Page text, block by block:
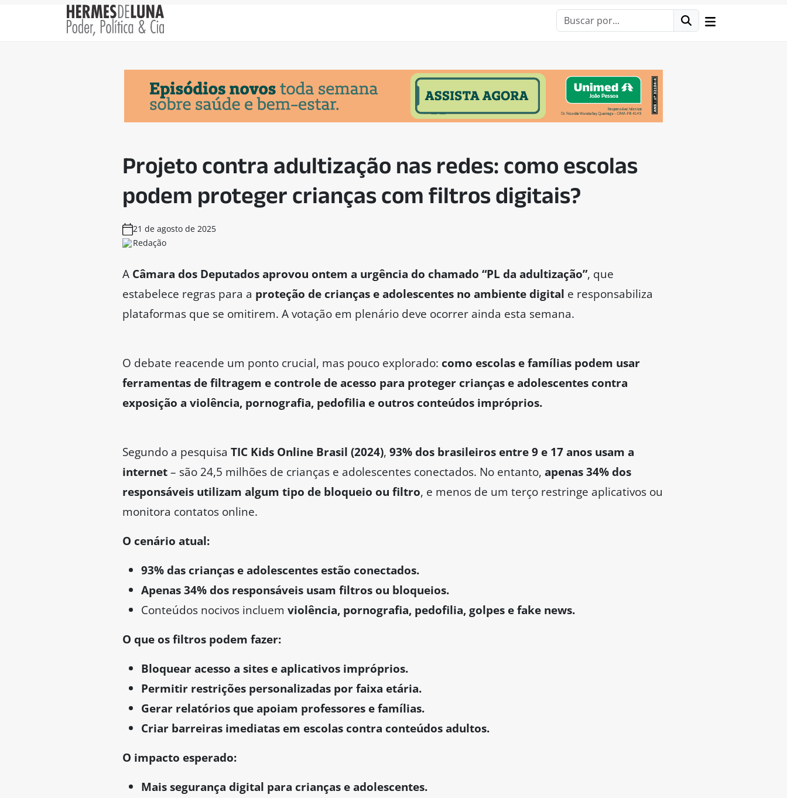
Projeto contra adultização nas redes: como escolas
podem proteger crianças com filtros digitais?
21 de agosto de 2025
Redação
A Câmara dos Deputados aprovou ontem a urgência do chamado “PL da adultização”, que
estabelece regras para a proteção de crianças e adolescentes no ambiente digital e responsabiliza
plataformas que se omitirem. A votação em plenário deve ocorrer ainda esta semana.
O debate reacende um ponto crucial, mas pouco explorado: como escolas e famílias podem usar
ferramentas de filtragem e controle de acesso para proteger crianças e adolescentes contra
exposição a violência, pornografia, pedofilia e outros conteúdos impróprios.
Segundo a pesquisa TIC Kids Online Brasil (2024), 93% dos brasileiros entre 9 e 17 anos usam a
internet– são 24,5 milhões de crianças e adolescentes conectados. No entanto, apenas 34% dos
responsáveis utilizam algum tipo de bloqueio ou filtro, e menos de um terço restringe aplicativos ou
monitora contatos online.
O cenário atual:
93% das crianças e adolescentes estão conectados.
Apenas 34% dos responsáveis usam filtros ou bloqueios.
Conteúdos nocivos incluem violência, pornografia, pedofilia, golpes e fake news.
O que os filtros podem fazer:
Bloquear acesso a sites e aplicativos impróprios.
Permitir restrições personalizadas por faixa etária.
Gerar relatórios que apoiam professores e famílias.
Criar barreiras imediatas em escolas contra conteúdos adultos.
O impacto esperado:
Mais segurança digital para crianças e adolescentes.